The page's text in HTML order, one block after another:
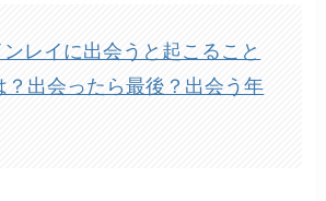
ンレイに出会うと起こること
？出会ったら最後？出会う年